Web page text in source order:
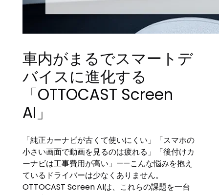
車内がまるでスマートデ
バイスに進化する
「OTTOCAST Screen
AI」
「純正カーナビが古くて使いにくい」「スマホの
小さい画面で動画を見るのは疲れる」「後付けカ
ーナビは工事費用が高い」——こんな悩みを抱え
ているドライバーは少なくありません。
OTTOCAST Screen AIは、これらの課題を一台